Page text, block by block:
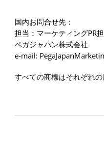
国内お問合せ先：
担当：マーケティングPR
ペガジャパン株式会社
e-mail:
すべての商標はそれぞれの